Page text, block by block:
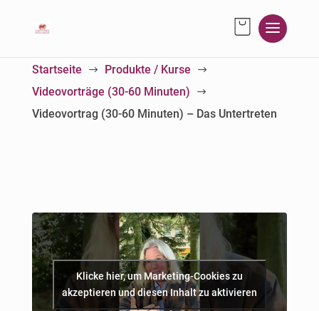
Startseite $ Produkte / Kurse $
Videovorträge (30-60 Minuten) $
Videovortrag (30-60 Minuten) – Das Untertreten
Klicke hier, um Marketing-Cookies zu
akzeptieren und diesen Inhalt zu aktivieren